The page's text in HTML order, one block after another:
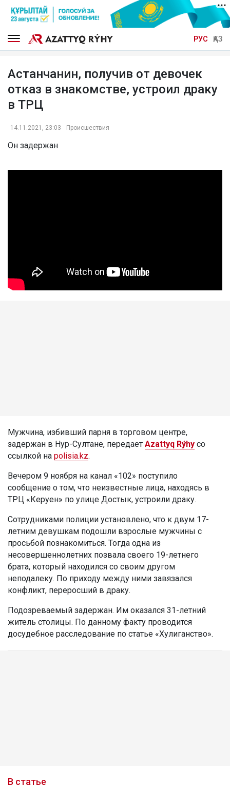
РУС ҚАЗ
Астанчанин, получив от девочек
отказ в знакомстве, устроил драку
в ТРЦ
14.11.2021, 23:03 Происшествия
Он задержан
Мужчина, избивший парня в торговом центре,
задержан в Нур-Султане, передает Azattyq Rýhy со
ссылкой на polisia.kz.
Вечером 9 ноября на канал «102» поступило
сообщение о том, что неизвестные лица, находясь в
ТРЦ «Керуен» по улице Достык, устроили драку.
Сотрудниками полиции установлено, что к двум 17-
летним девушкам подошли взрослые мужчины с
просьбой познакомиться. Тогда одна из
несовершеннолетних позвала своего 19-летнего
брата, который находился со своим другом
неподалеку. По приходу между ними завязался
конфликт, переросший в драку.
Подозреваемый задержан. Им оказался 31-летний
житель столицы. По данному факту проводится
досудебное расследование по статье «Хулиганство».
В статье